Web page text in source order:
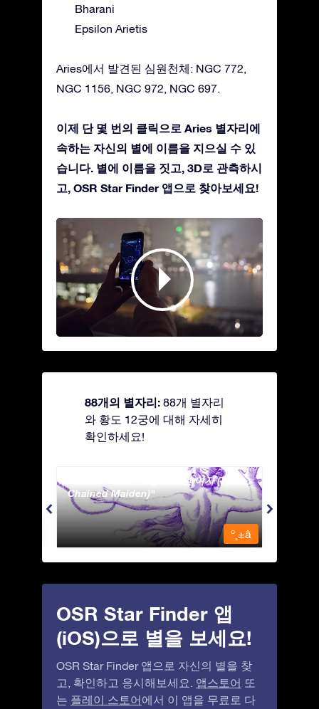
Bharani
Epsilon Arietis
Aries에서 발견된 심원천체: NGC 772,
NGC 1156, NGC 972, NGC 697.
이제 단 몇 번의 클릭으로 Aries 별자리에
속하는 자신의 별에 이름을 지으실 수 있
습니다. 별에 이름을 짓고, 3D로 관측하시
고, OSR Star Finder 앱으로 찾아보세요!
88개의 별자리: 88개 별자리
와 황도 12궁에 대해 자세히
확인하세요!
Andromeda - 사슬에 묶인 여자 (The
Chained Maiden)
º¸±â
OSR Star Finder 앱
(iOS)으로 별을 보세요!
OSR Star Finder 앱으로 자신의 별을 찾
고, 확인하고 응시해보세요. 앱스토어 또
는 플레이 스토어에서 이 앱을 무료로 다